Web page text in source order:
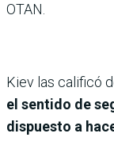
OTAN.
Kiev las calificó
el sentido de
dispuesto a